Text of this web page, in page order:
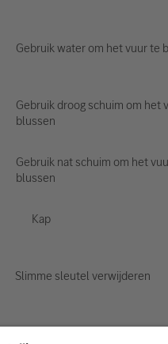
Gebruik water om het vuur te
Gebruik droog schuim om het
blussen
Gebruik nat schuim om het
blussen
Kap
Slimme sleutel verwijderen
Airco-component